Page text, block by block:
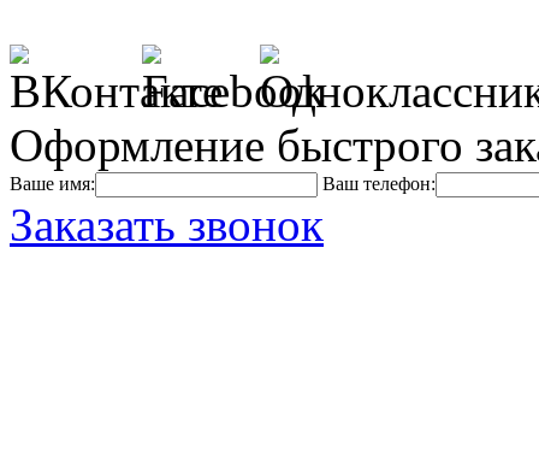
Оформление быстрого
Ваше имя: Ваш телефон:
Заказать звонок